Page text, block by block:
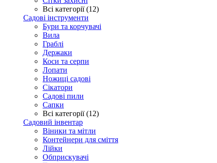
Всі категорії (12)
Садові інструменти
Бури та корчувачі
Вила
Граблі
Держаки
Коси та серпи
Лопати
Ножиці садові
Сікатори
Садові пили
Сапки
Всі категорії (12)
Садовий інвентар
Віники та мітли
Контейнери для сміття
Лійки
Обприскувачі